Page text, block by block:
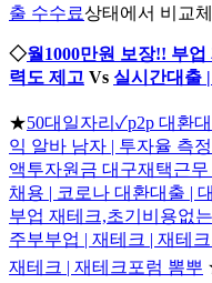
출 수수료상태에서 비교
◇월1000만원 보장!! 부
력도 제고 Vs 실시간대출
★50대일자리✓p2p 대환
익 알바 남자 | 투자율 측
액투자원금 대구재택근
채용 | 코로나 대환대출 |
부업 재테크,초기비용없
주부부업 | 재테크 | 재테
재테크 | 재테크포럼 뽐뿌